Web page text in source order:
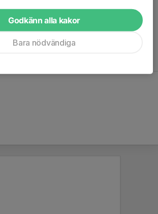
Ingen målvaktsstatistik inlagd
Godkänn alla kakor
Bara nödvändiga